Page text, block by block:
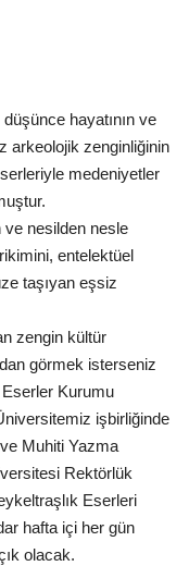
hayatının ve
arkeolojik zenginliğinin
medeniyetler
ve nesilden nesle
entelektüel
taşıyan eşsiz
zengin kültür
görmek isterseniz
Kurumu
işbirliğinde
Muhiti Yazma
Rektörlük
Eserleri
hafta içi her gün
olacak.